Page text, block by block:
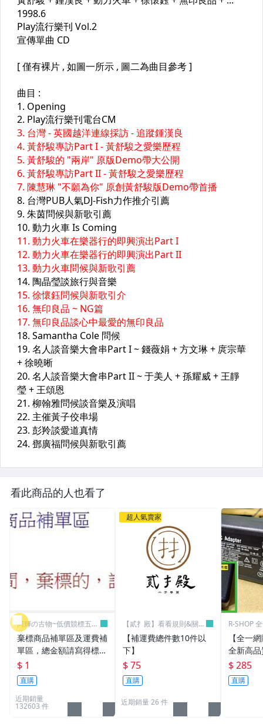
看此商品的人也看了
阿輝の古物~低價競標五六
日結標
棄標商品補單區及運費補
單區，總金額請寫得標商
品金額，運費請寫棄標商
品原設定之運費
$ 1
直購
近期銷量
132603 件
超人氣賣家
【貳扌殿】看看規則&關於
【補運費總件數10件以
下】
$ 75
直購
近期銷量 26 件
R-SHOP
【全一
全新高
筆電 變
3.16A通
L30
$ 285
直購